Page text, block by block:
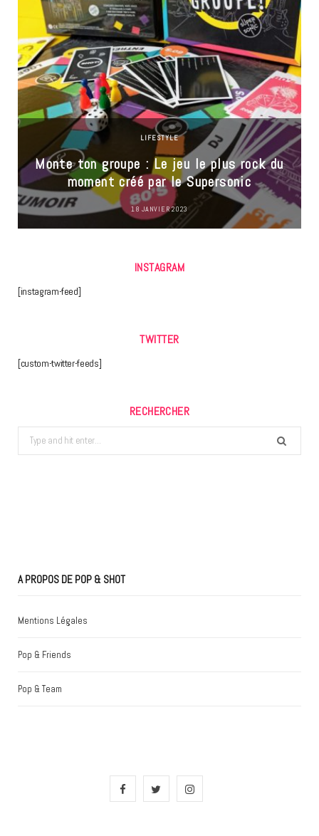
LIFESTYLE
Monte ton groupe : Le jeu le plus rock du
moment créé par le Supersonic
18 JANVIER 2023
INSTAGRAM
[instagram-feed]
TWITTER
[custom-twitter-feeds]
RECHERCHER
Search
for:
A PROPOS DE POP & SHOT
Mentions Légales
Pop & Friends
Pop & Team
F
I